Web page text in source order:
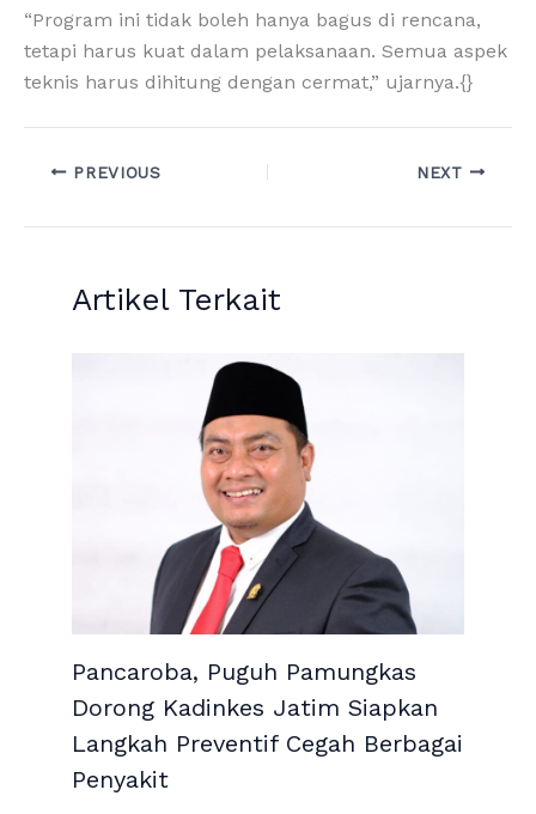
“Program ini tidak boleh hanya bagus di rencana,
tetapi harus kuat dalam pelaksanaan. Semua aspek
teknis harus dihitung dengan cermat,” ujarnya.{}
PREVIOUS NEXT
Artikel Terkait
Pancaroba, Puguh Pamungkas
Dorong Kadinkes Jatim Siapkan
Langkah Preventif Cegah Berbagai
Penyakit